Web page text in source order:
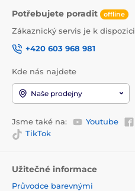
Potřebujete poradit offline
Zákaznický servis je k dispozici
+420 603 968 981
Kde nás najdete
Naše prodejny
Jsme také na: Youtube
TikTok
Užitečné informace
Průvodce barevnými